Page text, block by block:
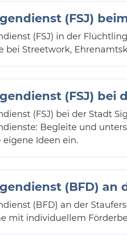
(FSJ)
(FSJ) in der
bei Streetwork,
(FSJ) bei
(FSJ) bei der Stadt
Begleite und
Ideen ein.
(BFD) an
(BFD) an der
mit individuellem